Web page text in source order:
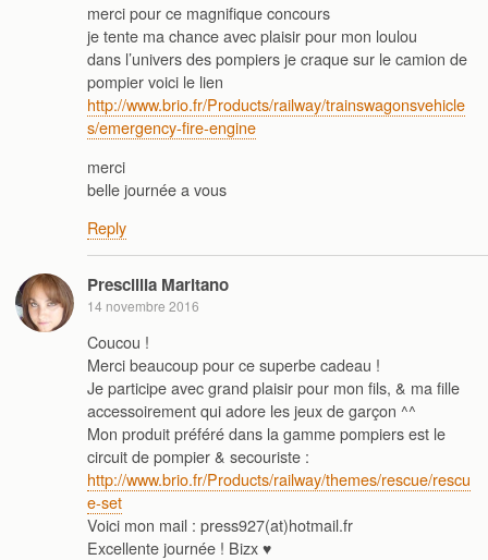
merci pour ce magnifique concours
je tente ma chance avec plaisir pour mon loulou
dans l’univers des pompiers je craque sur le camion de
pompier voici le lien
http://www.brio.fr/Products/railway/trainswagonsvehicle
s/emergency-fire-engine
merci
belle journée a vous
Reply
Prescillia Maritano
14 novembre 2016
Coucou !
Merci beaucoup pour ce superbe cadeau !
Je participe avec grand plaisir pour mon fils, & ma fille
accessoirement qui adore les jeux de garçon ^^
Mon produit préféré dans la gamme pompiers est le
circuit de pompier & secouriste :
http://www.brio.fr/Products/railway/themes/rescue/rescu
e-set
Voici mon mail : press927(at)hotmail.fr
Excellente journée ! Bizx ♥